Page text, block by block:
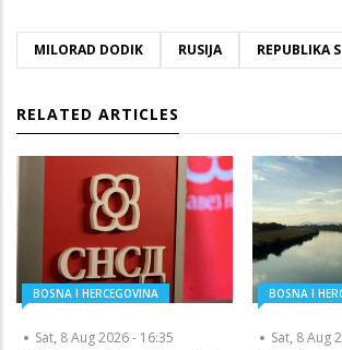
MILORAD DODIK RUSIJA REPUBLIKA
RELATED ARTICLES
BOSNA I HERCEGOVINA
Sat, 8 Aug 2026 - 16:35
BOSNA I
Sat, 8 Aug